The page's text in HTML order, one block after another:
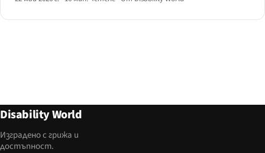
Disability World
Изградено с грижа и
достъпност.